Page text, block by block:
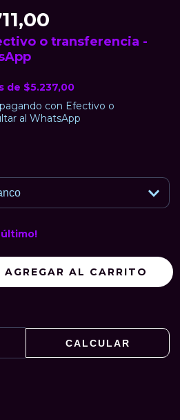
o transferencia -
de $5.237,00
con Efectivo o
al WhatsApp
último!
CALCULAR